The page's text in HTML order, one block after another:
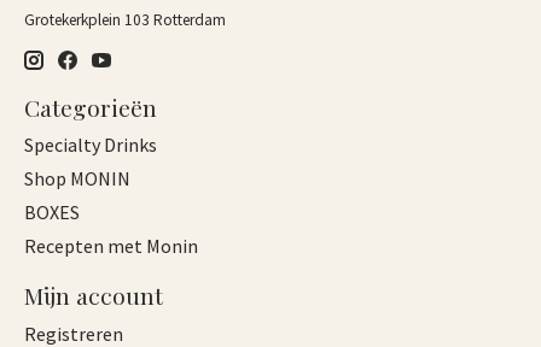
Grotekerkplein 103 Rotterdam
Categorieën
Specialty Drinks
Shop MONIN
BOXES
Recepten met Monin
Mijn account
Registreren